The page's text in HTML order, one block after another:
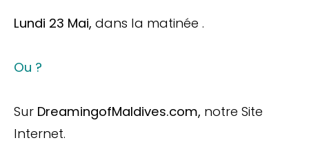
Lundi 23 Mai, dans la matinée .
Ou ?
Sur DreamingofMaldives.com, notre Site
Internet.